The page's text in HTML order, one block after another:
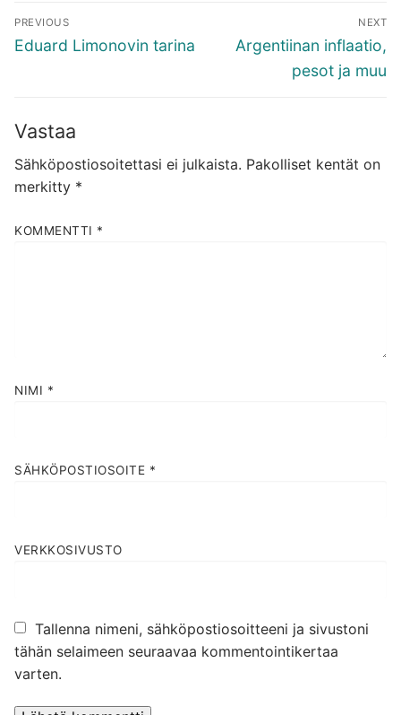
Artikkelien
selaus
PREVIOUS
Previous
Eduard Limonovin tarina
NEXT
Next
Argentiinan inflaatio,
pesot ja muu
Vastaa
Sähköpostiosoitettasi ei julkaista. Pakolliset kentät on
merkitty *
KOMMENTTI *
NIMI *
SÄHKÖPOSTIOSOITE *
VERKKOSIVUSTO
Tallenna nimeni, sähköpostiosoitteeni ja sivustoni
tähän selaimeen seuraavaa kommentointikertaa
varten.